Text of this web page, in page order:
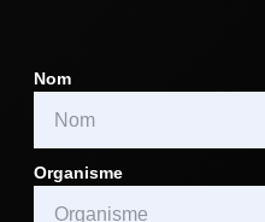
Nom
Organisme